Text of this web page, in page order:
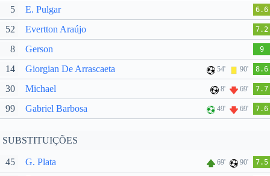
5 E. Pulgar 6.6
52 Evertton Araújo 7.2
8 Gerson 9
14 Giorgian De Arrascaeta 54' 90' 8.6
30 Michael 8' 69' 7.7
99 Gabriel Barbosa 49' 69' 7.6
SUBSTITUIÇÕES
45 G. Plata 69' 90' 7.5